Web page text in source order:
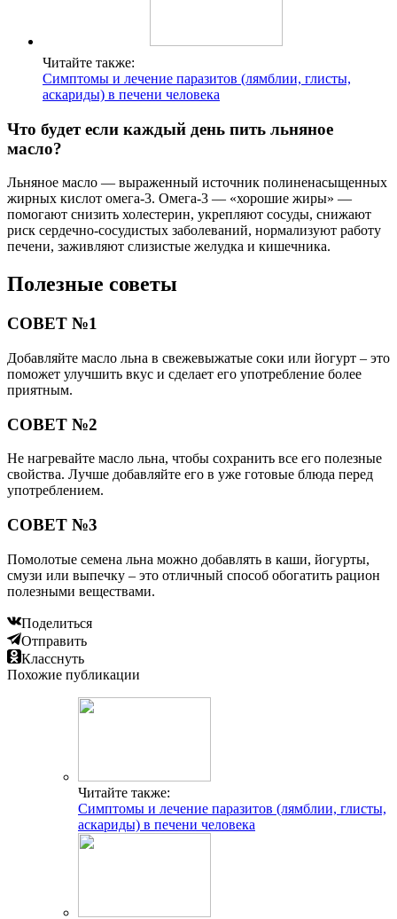
Читайте также:
Симптомы и лечение паразитов (лямблии, глисты,
аскариды) в печени человека
Что будет если каждый день пить льняное
масло?
Льняное масло — выраженный источник полиненасыщенных
жирных кислот омега-3. Омега-3 — «хорошие жиры» —
помогают снизить холестерин, укрепляют сосуды, снижают
риск сердечно-сосудистых заболеваний, нормализуют работу
печени, заживляют слизистые желудка и кишечника.
Полезные советы
СОВЕТ №1
Добавляйте масло льна в свежевыжатые соки или йогурт – это
поможет улучшить вкус и сделает его употребление более
приятным.
СОВЕТ №2
Не нагревайте масло льна, чтобы сохранить все его полезные
свойства. Лучше добавляйте его в уже готовые блюда перед
употреблением.
СОВЕТ №3
Помолотые семена льна можно добавлять в каши, йогурты,
смузи или выпечку – это отличный способ обогатить рацион
полезными веществами.
Поделиться
Отправить
Класснуть
Похожие публикации
Читайте также:
Симптомы и лечение паразитов (лямблии, глисты,
аскариды) в печени человека